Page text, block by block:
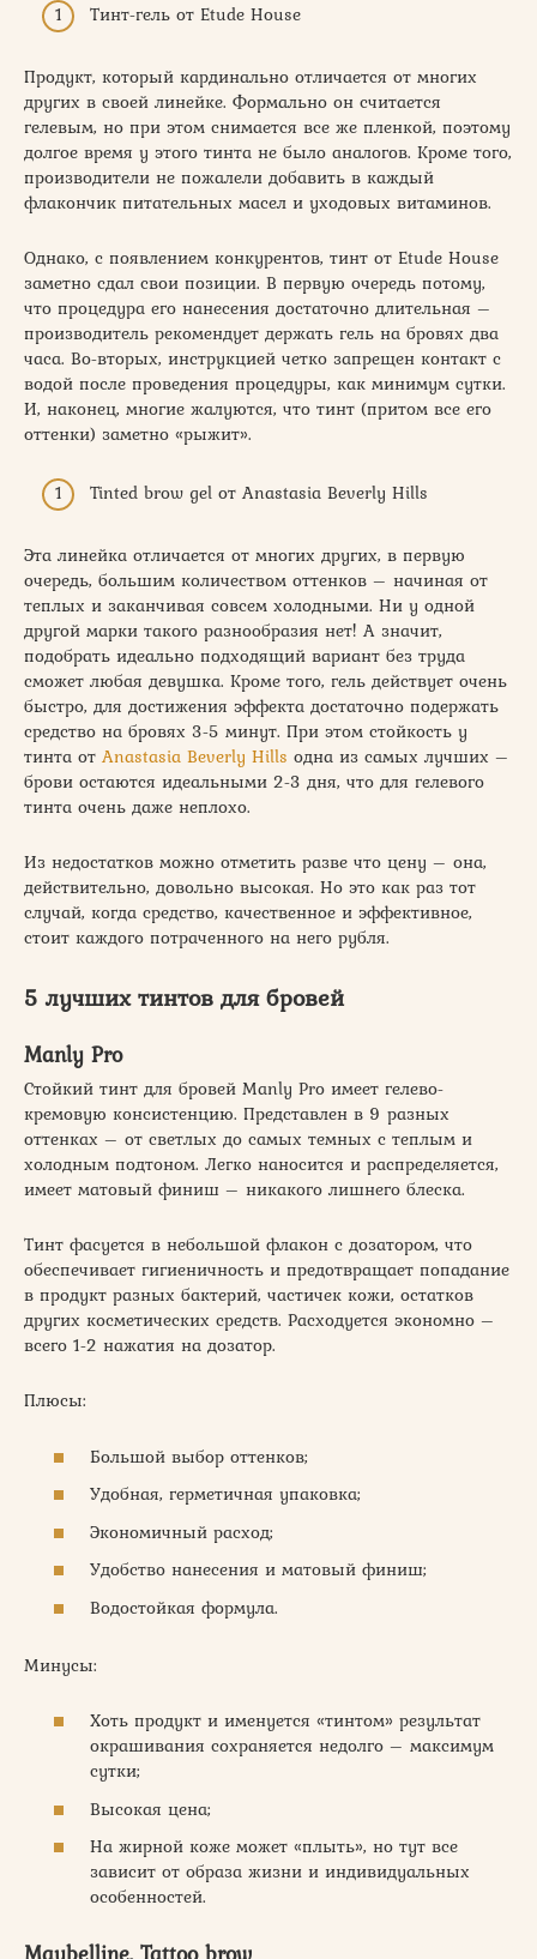
Тинт-гель от Etude House
Продукт, который кардинально отличается от многих
других в своей линейке. Формально он считается
гелевым, но при этом снимается все же пленкой, поэтому
долгое время у этого тинта не было аналогов. Кроме того,
производители не пожалели добавить в каждый
флакончик питательных масел и уходовых витаминов.
Однако, с появлением конкурентов, тинт от Etude House
заметно сдал свои позиции. В первую очередь потому,
что процедура его нанесения достаточно длительная –
производитель рекомендует держать гель на бровях два
часа. Во-вторых, инструкцией четко запрещен контакт с
водой после проведения процедуры, как минимум сутки.
И, наконец, многие жалуются, что тинт (притом все его
оттенки) заметно «рыжит».
Tinted brow gel от Anastasia Beverly Hills
Эта линейка отличается от многих других, в первую
очередь, большим количеством оттенков – начиная от
теплых и заканчивая совсем холодными. Ни у одной
другой марки такого разнообразия нет! А значит,
подобрать идеально подходящий вариант без труда
сможет любая девушка. Кроме того, гель действует очень
быстро, для достижения эффекта достаточно подержать
средство на бровях 3-5 минут. При этом стойкость у
тинта от Anastasia Beverly Hills одна из самых лучших –
брови остаются идеальными 2-3 дня, что для гелевого
тинта очень даже неплохо.
Из недостатков можно отметить разве что цену – она,
действительно, довольно высокая. Но это как раз тот
случай, когда средство, качественное и эффективное,
стоит каждого потраченного на него рубля.
5 лучших тинтов для бровей
Manly Pro
Стойкий тинт для бровей Manly Pro имеет гелево-
кремовую консистенцию. Представлен в 9 разных
оттенках – от светлых до самых темных с теплым и
холодным подтоном. Легко наносится и распределяется,
имеет матовый финиш – никакого лишнего блеска.
Тинт фасуется в небольшой флакон с дозатором, что
обеспечивает гигиеничность и предотвращает попадание
в продукт разных бактерий, частичек кожи, остатков
других косметических средств. Расходуется экономно –
всего 1-2 нажатия на дозатор.
Плюсы:
Большой выбор оттенков;
Удобная, герметичная упаковка;
Экономичный расход;
Удобство нанесения и матовый финиш;
Водостойкая формула.
Минусы:
Хоть продукт и именуется «тинтом» результат
окрашивания сохраняется недолго – максимум
сутки;
Высокая цена;
На жирной коже может «плыть», но тут все
зависит от образа жизни и индивидуальных
особенностей.